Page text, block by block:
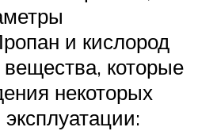
и кислород
которые
некоторых